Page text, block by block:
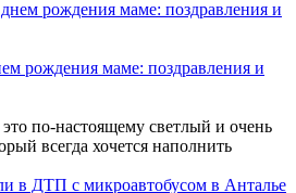
рождения маме: поздравления и
по-настоящему светлый и очень
всегда хочется наполнить